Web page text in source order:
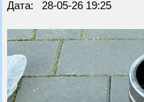
Дата: 28-05-26 19:25